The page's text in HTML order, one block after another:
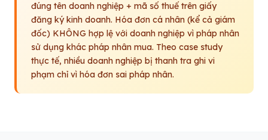
đúng tên doanh nghiệp + mã số thuế trên giấy
đăng ký kinh doanh. Hóa đơn cá nhân (kể cả giám
đốc) KHÔNG hợp lệ với doanh nghiệp vì pháp nhân
sử dụng khác pháp nhân mua. Theo case study
thực tế, nhiều doanh nghiệp bị thanh tra ghi vi
phạm chỉ vì hóa đơn sai pháp nhân.